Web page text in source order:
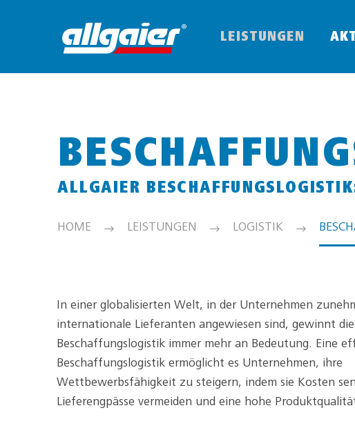
LEISTUNGEN
ALLGAIER
HOME LEISTUNGEN LOGISTIK
In einer globalisierten Welt, in der Unternehmen
internationale Lieferanten angewiesen sind, gewinnt die
Beschaffungslogistik immer mehr an Bedeutung. Eine
Beschaffungslogistik ermöglicht es Unternehmen, ihre
Wettbewerbsfähigkeit zu steigern, indem sie Kosten
Lieferengpässe vermeiden und eine hohe